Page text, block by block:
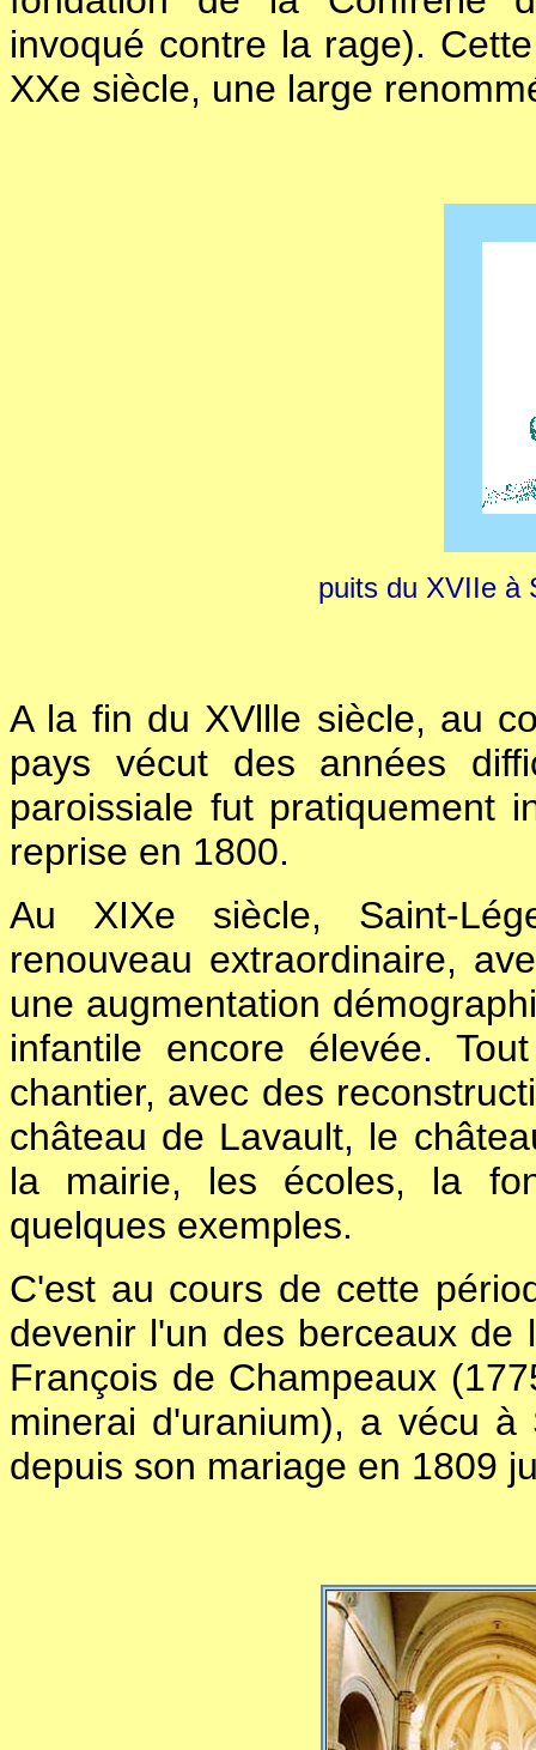
invoqué contre la rage).
XXe siècle, une large
puits du XVIIe à
A la fin du XVllle siècle, au
pays vécut des années
paroissiale fut pratiquement
reprise en 1800.
Au XIXe siècle, Saint-
renouveau extraordinaire,
une augmentation
infantile encore élevée.
chantier, avec des
château de Lavault, le
la mairie, les écoles, la
quelques exemples.
C'est au cours de cette
devenir l'un des berceaux de
François de Champeaux
minerai d'uranium), a vécu
depuis son mariage en 1809